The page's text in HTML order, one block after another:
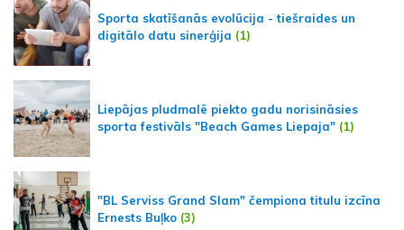
Sporta skatīšanās evolūcija - tiešraides un
digitālo datu sinerģija (1)
Liepājas pludmalē piekto gadu norisināsies
sporta festivāls "Beach Games Liepaja" (1)
"BL Serviss Grand Slam" čempiona titulu izcīna
Ernests Buļko (3)